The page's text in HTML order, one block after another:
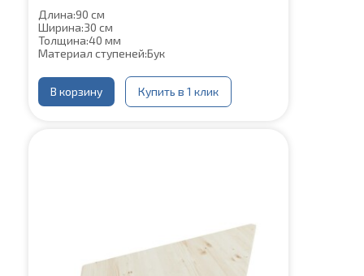
Длина:90 см
Ширина:30 см
Толщина:40 мм
Материал ступеней:Бук
В корзину Купить в 1 клик